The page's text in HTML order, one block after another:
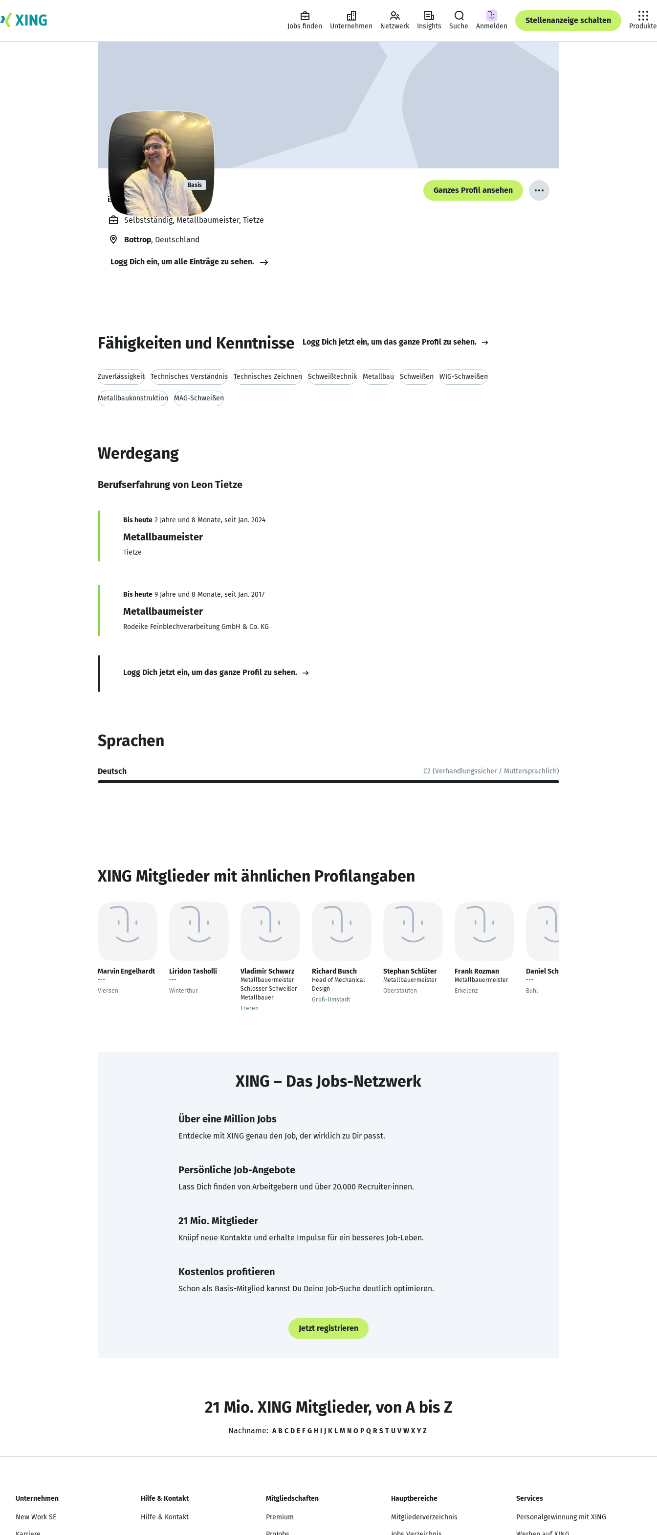
Jobs finden Unternehmen Netzwerk Insights Suche Anmelden
Stellenanzeige schalten
Produkte
Leon Tietze Basis
ist offen für Projekte. 🔎
Ganzes Profil ansehen
Selbstständig, Metallbaumeister, Tietze
Bottrop, Deutschland
Logg Dich ein, um alle Einträge zu sehen.
Fähigkeiten und Kenntnisse Logg Dich jetzt ein, um das ganze Profil zu sehen.
Zuverlässigkeit Technisches Verständnis Technisches Zeichnen Schweißtechnik Metallbau Schweißen WIG-Schweißen
Metallbaukonstruktion MAG-Schweißen
Werdegang
Berufserfahrung von Leon Tietze
Bis heute 2 Jahre und 8 Monate, seit Jan. 2024
Metallbaumeister
Tietze
Bis heute 9 Jahre und 8 Monate, seit Jan. 2017
Metallbaumeister
Rodeike Feinblechverarbeitung GmbH & Co. KG
Logg Dich jetzt ein, um das ganze Profil zu sehen.
Sprachen
Deutsch C2 (Verhandlungssicher / Muttersprachlich)
XING Mitglieder mit ähnlichen Profilangaben
Marvin Engelhardt
---
Viersen
Liridon Tasholli
---
Winterthur
Vladimir Schwarz
Metallbauermeister
Schlosser Schweißer
Metallbauer
Freren
Richard Busch
Head of Mechanical
Design
Groß-Umstadt
Stephan Schlüter
Metallbauermeister
Oberstaufen
Frank Rozman
Metallbauermeister
Erkelenz
Daniel Schlöter
---
Bühl
XING – Das Jobs-Netzwerk
Über eine Million Jobs
Entdecke mit XING genau den Job, der wirklich zu Dir passt.
Persönliche Job-Angebote
Lass Dich finden von Arbeitgebern und über 20.000 Recruiter·innen.
21 Mio. Mitglieder
Knüpf neue Kontakte und erhalte Impulse für ein besseres Job-Leben.
Kostenlos profitieren
Schon als Basis-Mitglied kannst Du Deine Job-Suche deutlich optimieren.
Jetzt registrieren
21 Mio. XING Mitglieder, von A bis Z
Nachname: A B C D E F G H I J K L M N O P Q R S T U V W X Y Z
Unternehmen
New Work SE
Hilfe & Kontakt
Hilfe & Kontakt
Mitgliedschaften
Premium
Hauptbereiche
Mitgliederverzeichnis
Services
Personalgewinnung mit XING